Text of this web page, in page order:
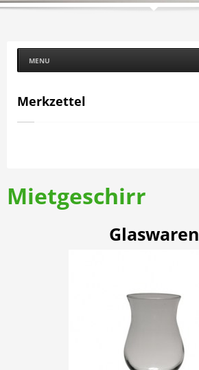
MENU
Merkzettel
Mietgeschirr
Glaswaren